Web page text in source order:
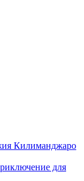
Килиманджаро
для